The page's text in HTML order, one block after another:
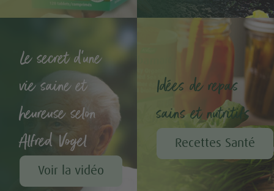
Le secret d'une
vie saine et
heureuse selon
Alfred Vogel
Voir la vidéo
Idées de repas
sains et nutritifs
Recettes Santé